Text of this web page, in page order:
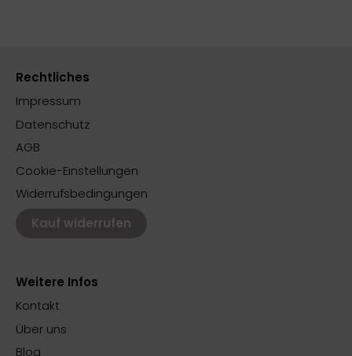
Rechtliches
Impressum
Datenschutz
AGB
Cookie-Einstellungen
Widerrufsbedingungen
Kauf widerrufen
Weitere Infos
Kontakt
Über uns
Blog